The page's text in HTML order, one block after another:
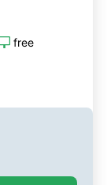
free